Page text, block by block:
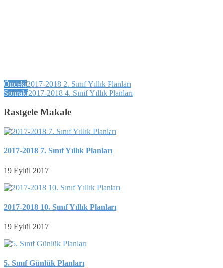
Önceki2017-2018 2. Sınıf Yıllık Planları
Sonraki2017-2018 4. Sınıf Yıllık Planları
Rastgele Makale
2017-2018 7. Sınıf Yıllık Planları
19 Eylül 2017
2017-2018 10. Sınıf Yıllık Planları
19 Eylül 2017
5. Sınıf Günlük Planları